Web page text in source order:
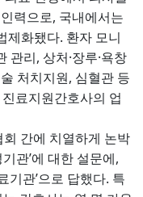
력으로, 국내에서는
제화됐다. 환자 모니
관리 , 상처 ·장루·욕창
처치지원 , 심혈관 등
료지원간호사의 업
간에 치열하게 논박
기관’에 대한 설문에 ,
기관’으로 답했다. 특